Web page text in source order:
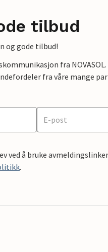
tilbud
og gode tilbud!
fra
fra våre mange
ved å bruke
.